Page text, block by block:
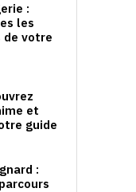
:
les
votre
et
guide
: